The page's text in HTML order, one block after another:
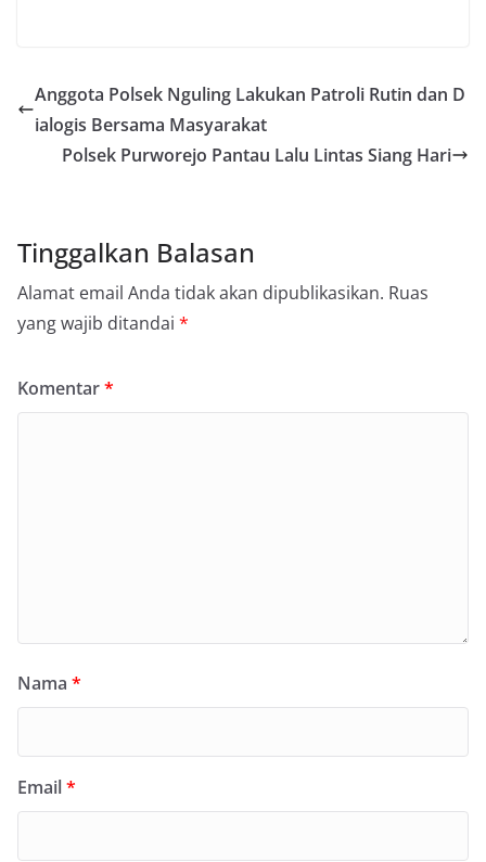
Anggota Polsek Nguling Lakukan Patroli Rutin dan D
ialogis Bersama Masyarakat
Polsek Purworejo Pantau Lalu Lintas Siang Hari
Tinggalkan Balasan
Alamat email Anda tidak akan dipublikasikan. Ruas
yang wajib ditandai *
Komentar*
Nama *
Email*